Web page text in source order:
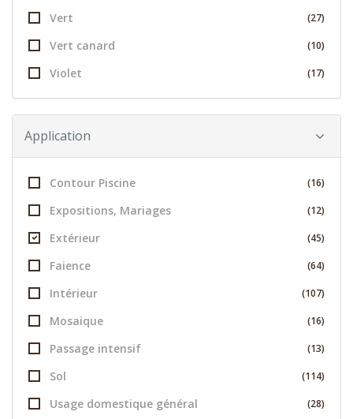
Vert (27)
Vert canard (10)
Violet (17)
Application
Contour Piscine (16)
Expositions, Mariages (12)
Extérieur (45)
Faience (64)
Intérieur (107)
Mosaique (16)
Passage intensif (13)
Sol (114)
Usage domestique général (28)